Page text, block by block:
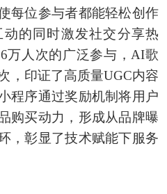
每位参与者都能轻松创作
的同时激发社交分享热
万人次的广泛参与，AI歌
，印证了高质量UGC内容
程序通过奖励机制将用户
购买动力，形成从品牌曝
，彰显了技术赋能下服务